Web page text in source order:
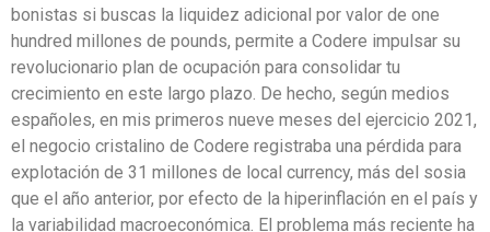
bonistas si buscas la liquidez adicional por valor de one
hundred millones de pounds, permite a Codere impulsar su
revolucionario plan de ocupación para consolidar tu
crecimiento en este largo plazo. De hecho, según medios
españoles, en mis primeros nueve meses del ejercicio 2021,
el negocio cristalino de Codere registraba una pérdida para
explotación de 31 millones de local currency, más del sosia
que el año anterior, por efecto de la hiperinflación en el país y
la variabilidad macroeconómica. El problema más reciente ha